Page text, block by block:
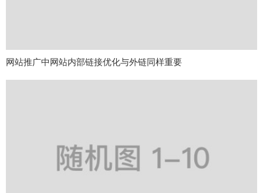
网站推广中网站内部链接优化与外链同样重要